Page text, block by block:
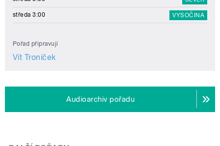
středa 3:00 VYSOČINA
Pořad připravují
Vít Troníček
Audioarchiv pořadu